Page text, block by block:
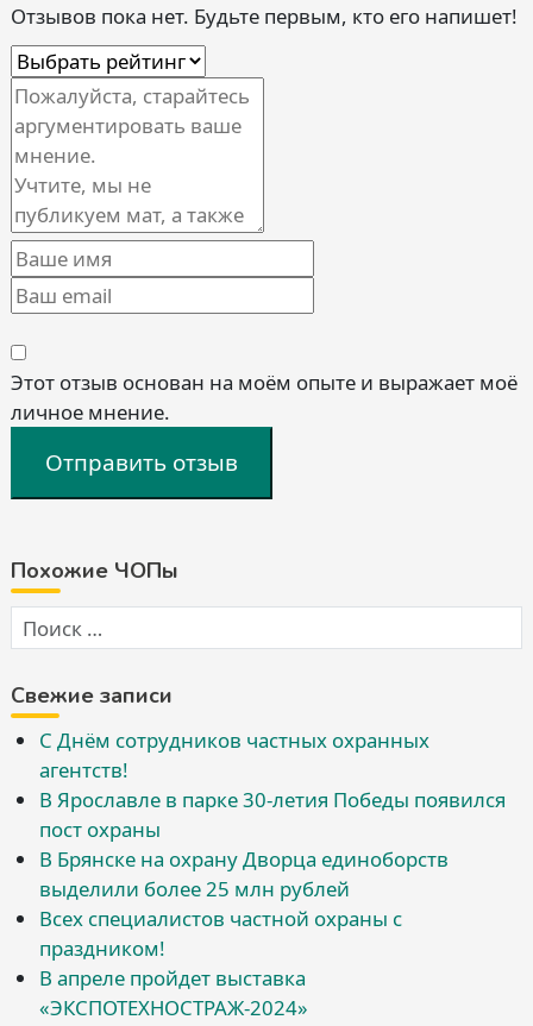
Отзывов пока нет. Будьте первым, кто его напишет!
Этот отзыв основан на моём опыте и выражает моё
личное мнение.
Отправить отзыв
Похожие ЧОПы
Свежие записи
С Днём сотрудников частных охранных
агентств!
В Ярославле в парке 30-летия Победы появился
пост охраны
В Брянске на охрану Дворца единоборств
выделили более 25 млн рублей
Всех специалистов частной охраны с
праздником!
В апреле пройдет выставка
«ЭКСПОТЕХНОСТРАЖ-2024»